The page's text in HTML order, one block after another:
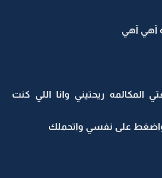
آهي آهي
المكالمه ريحتيني وانا اللي كنت
واضغط على نفسي واتحملك